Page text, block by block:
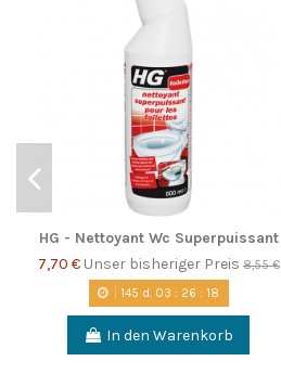
HG - Nettoyant Wc Superpuissant
7,70 € Unser bisheriger Preis 8,55 €
145 d. 03 :26 :17
In den Warenkorb